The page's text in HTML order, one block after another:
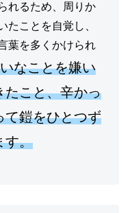
れるため、周りか
たことを自覚し、
葉を多くかけられ
なことを嫌い
たこと、辛かっ
て鎧をひとつず
す。